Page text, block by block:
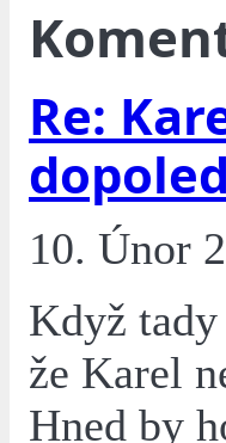
Re:
10. Únor
Když
že Karel
Hned by